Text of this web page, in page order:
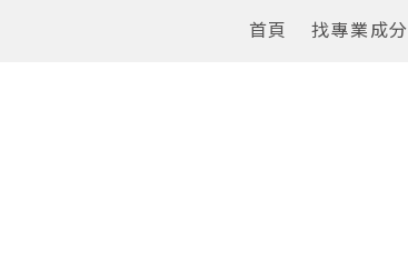
首頁 找專業成分